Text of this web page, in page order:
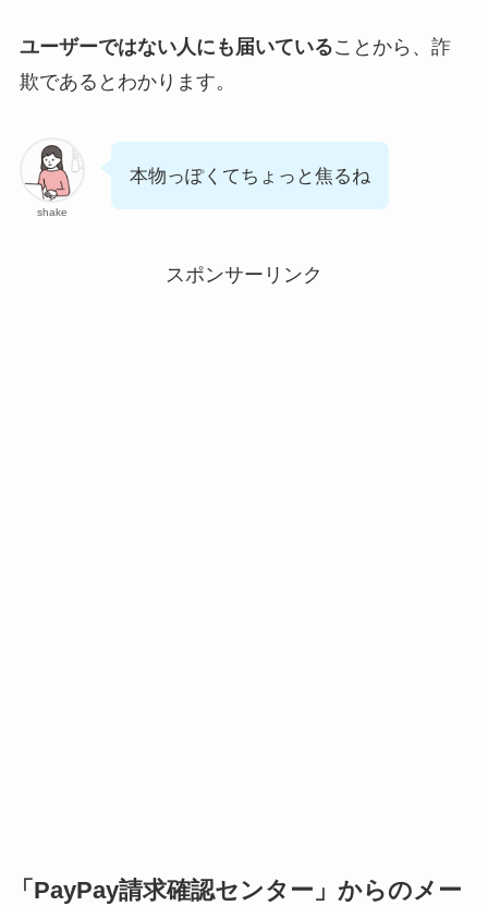
ユーザーではない人にも届いていることから、詐
欺であるとわかります。
shake
本物っぽくてちょっと焦るね
スポンサーリンク
「PayPay請求確認センター」からのメー